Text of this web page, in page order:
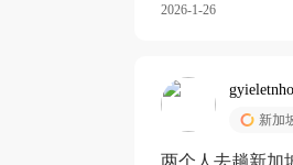
2026-1-26
gyieletnho
新加
两个人去趟新加